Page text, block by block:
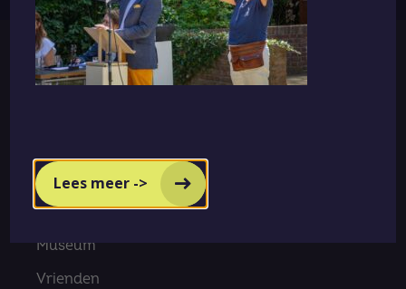
Home
Bezoek ons
Museum
Vrienden
Lees meer ->